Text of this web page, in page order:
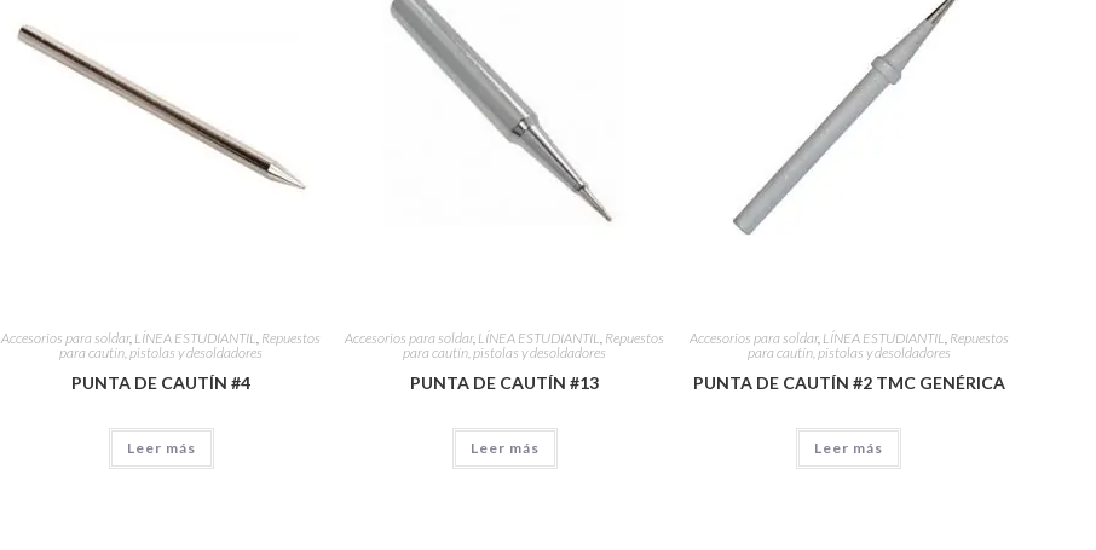
Accesorios para soldar, LÍNEA ESTUDIANTIL, Repuestos
para cautín, pistolas y desoldadores
PUNTA DE CAUTÍN #4
Leer más
Accesorios para soldar, LÍNEA ESTUDIANTIL, Repuestos
para cautín, pistolas y desoldadores
PUNTA DE CAUTÍN #13
Leer más
Accesorios para soldar, LÍNEA ESTUDIANTIL, Repuestos
para cautín, pistolas y desoldadores
PUNTA DE CAUTÍN #2 TMC GENÉRICA
Leer más